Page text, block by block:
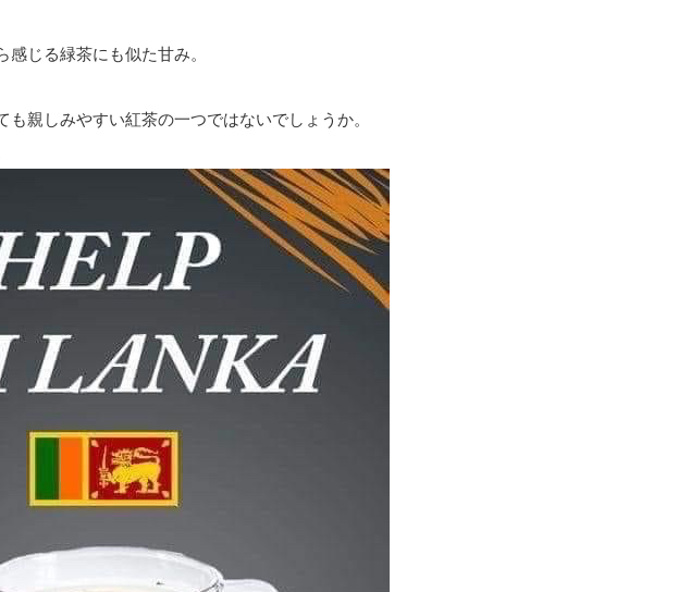
じる緑茶にも似た甘み。
親しみやすい紅茶の一つではないでしょうか。